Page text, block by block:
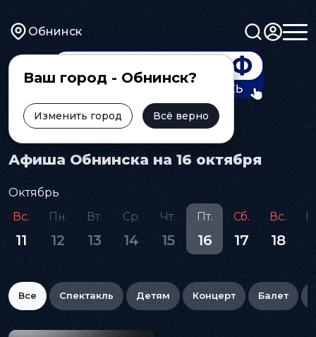
Обнинск
Ваш город - Обнинск?
Изменить город Всё верно
Главная Афиша
Афиша Обнинска на 16 октября
Октябрь
Вс.
11
Пн.
12
Вт.
13
Ср.
14
Чт.
15
Пт.
16
Сб.
17
Вс.
18
Все Спектакль Детям Концерт Балет